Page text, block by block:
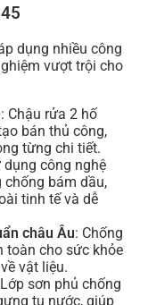
dụng nhiều công
vượt trội cho
: Chậu rửa 2 hố
bán thủ công,
từng chi tiết.
dụng công nghệ
chống bám dầu,
tinh tế và dễ
châu Âu: Chống
toàn cho sức khỏe
vật liệu.
sơn phủ chống
tụ nước, giúp